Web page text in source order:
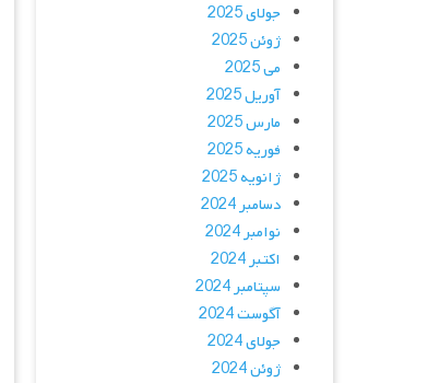
جولای 2025
ژوئن 2025
می 2025
آوریل 2025
مارس 2025
فوریه 2025
ژانویه 2025
دسامبر 2024
نوامبر 2024
اکتبر 2024
سپتامبر 2024
آگوست 2024
جولای 2024
ژوئن 2024